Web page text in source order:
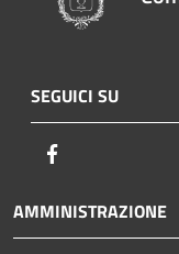
SEGUICI SU
AMMINISTRAZIONE